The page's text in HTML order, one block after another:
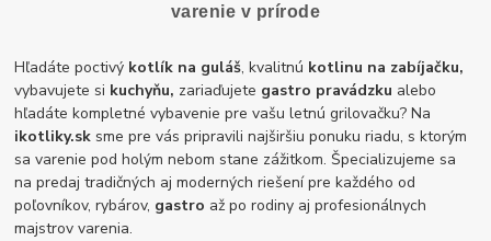
varenie v prírode
Hľadáte poctivý kotlík na guláš, kvalitnú kotlinu na zabíjačku,
vybavujete si kuchyňu, zariaďujete gastro pravádzku alebo
hľadáte kompletné vybavenie pre vašu letnú grilovačku? Na
ikotliky.sk sme pre vás pripravili najširšiu ponuku riadu, s ktorým
sa varenie pod holým nebom stane zážitkom. Špecializujeme sa
na predaj tradičných aj moderných riešení pre každého od
poľovníkov, rybárov, gastro až po rodiny aj profesionálnych
majstrov varenia.